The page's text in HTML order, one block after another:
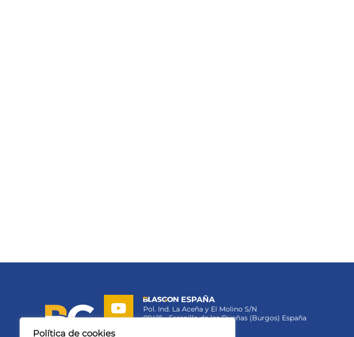
Política de cookies
ESPAÑA
Pol. Ind. La Aceña y El Molino S/N
09491 - Fresnillo de las Dueñas (Burgos) España